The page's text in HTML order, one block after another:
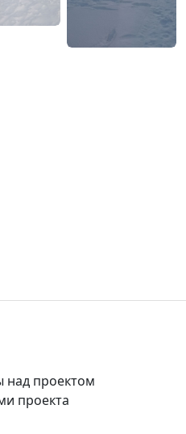
над проектом
проекта